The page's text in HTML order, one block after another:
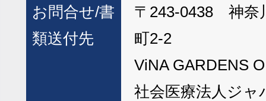
お問合せ/書
類送付先
〒243-0438 神奈
町2-2
ViNA GARDENS
社会医療法人ジ